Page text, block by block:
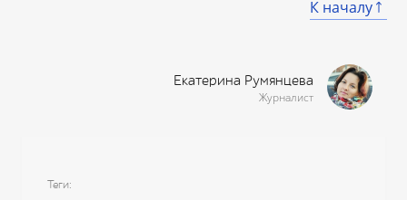
К началу
Екатерина Румянцева
Журналист
Теги